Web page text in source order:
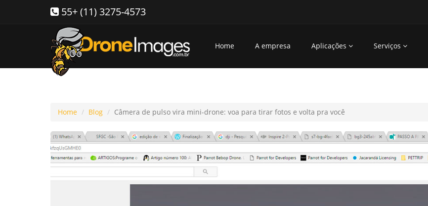
55+ (11) 3275-4573
Home A empresa Aplicações Serviços
Home Blog Câmera de pulso vira mini-drone: voa para tirar fotos e volta pra você